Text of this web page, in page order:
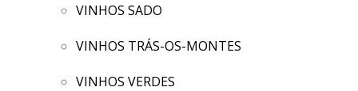
VINHOS SADO
VINHOS TRÁS-OS-MONTES
VINHOS VERDES